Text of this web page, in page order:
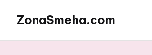
Перейти
содержимому
ZonaSmeha.com